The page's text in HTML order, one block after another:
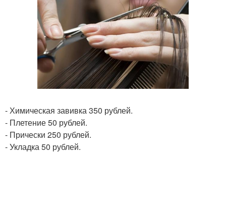
- Химическая завивка 350 рублей.
- Плетение 50 рублей.
- Прически 250 рублей.
- Укладка 50 рублей.